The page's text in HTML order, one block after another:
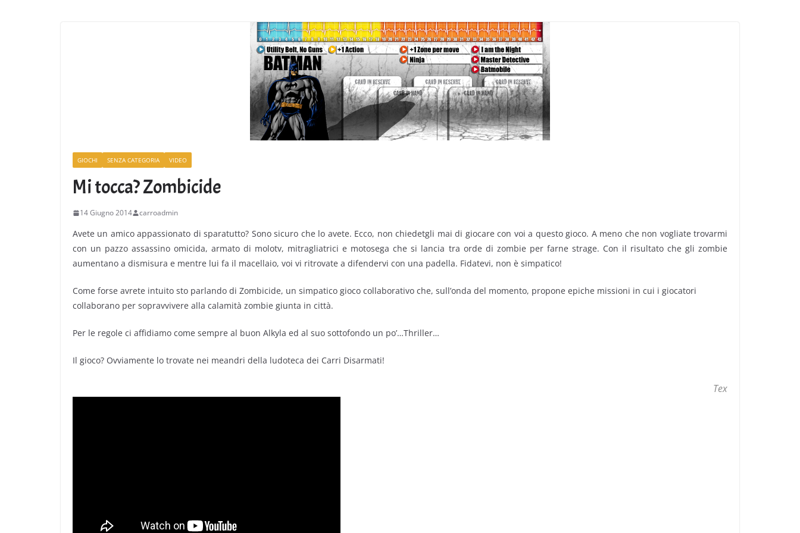
GIOCHI SENZA CATEGORIA VIDEO
Mi tocca? Zombicide
14 Giugno 2014 carroadmin
Avete un amico appassionato di sparatutto? Sono sicuro che lo avete. Ecco, non chiedetgli mai di giocare con voi a questo gioco. A meno che non vogliate trovarmi
con un pazzo assassino omicida, armato di molotv, mitragliatrici e motosega che si lancia tra orde di zombie per farne strage. Con il risultato che gli zombie
aumentano a dismisura e mentre lui fa il macellaio, voi vi ritrovate a difendervi con una padella. Fidatevi, non è simpatico!
Come forse avrete intuito sto parlando di Zombicide, un simpatico gioco collaborativo che, sull’onda del momento, propone epiche missioni in cui i giocatori
collaborano per sopravvivere alla calamità zombie giunta in città.
Per le regole ci affidiamo come sempre al buon Alkyla ed al suo sottofondo un po’…Thriller…
Il gioco? Ovviamente lo trovate nei meandri della ludoteca dei Carri Disarmati!
Tex